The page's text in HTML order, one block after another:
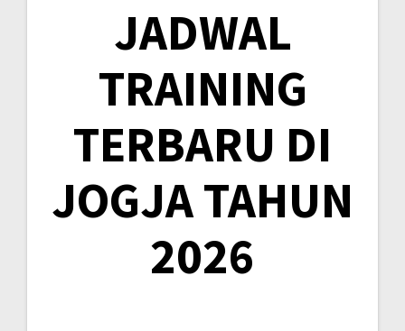
JADWAL
TRAINING
TERBARU DI
JOGJA TAHUN
2026